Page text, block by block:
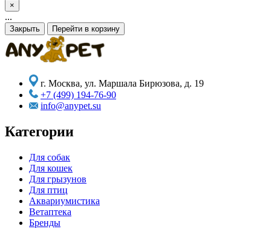
×
...
Закрыть Перейти в корзину
г. Москва, ул. Маршала Бирюзова, д. 19
+7 (499) 194-76-90
info@anypet.su
Категории
Для собак
Для кошек
Для грызунов
Для птиц
Аквариумистика
Ветаптека
Бренды